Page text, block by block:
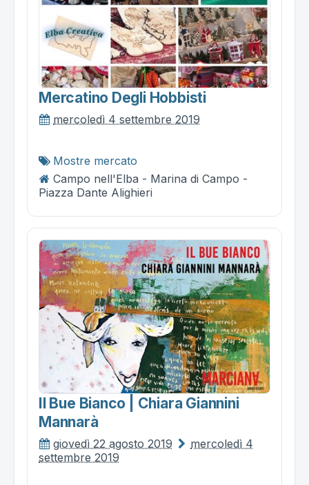
Mercatino Degli Hobbisti
mercoledì 4 settembre 2019
Mostre mercato
Campo nell'Elba - Marina di Campo -
Piazza Dante Alighieri
Il Bue Bianco | Chiara Giannini
Mannarà
giovedì 22 agosto 2019
mercoledì 4
settembre 2019